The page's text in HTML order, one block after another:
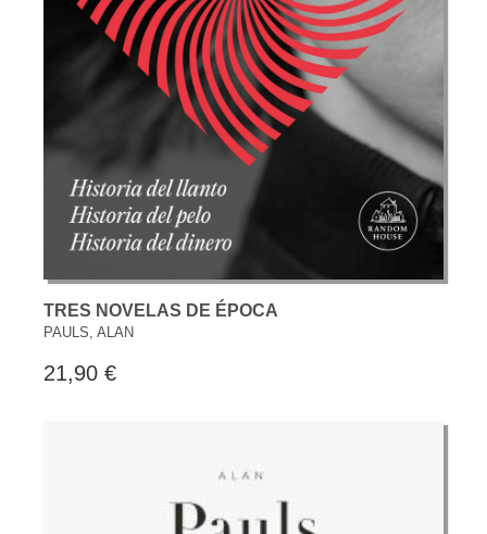
TRES NOVELAS DE ÉPOCA
PAULS, ALAN
21,90 €